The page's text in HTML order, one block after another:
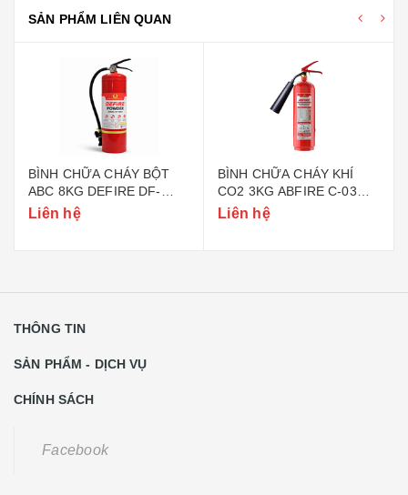
SẢN PHẨM LIÊN QUAN
BÌNH CHỮA CHÁY BỘT
ABC 8KG DEFIRE DF-
ABC8 (BỘ CÔNG AN)
Liên hệ
BÌNH CHỮA CHÁY KHÍ
CO2 3KG ABFIRE C-03
(TEM BỘ CÔNG AN)
Liên hệ
THÔNG TIN
SẢN PHẨM - DỊCH VỤ
CHÍNH SÁCH
Facebook